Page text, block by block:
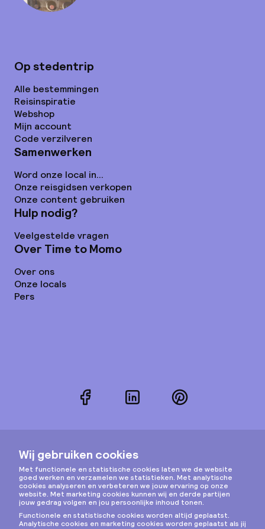
Op stedentrip
Alle bestemmingen
Reisinspiratie
Webshop
Mijn account
Code verzilveren
Samenwerken
Word onze local in...
Onze reisgidsen verkopen
Onze content gebruiken
Hulp nodig?
Veelgestelde vragen
Over Time to Momo
Over ons
Onze locals
Pers
FacebookLinkedInPinterest
Instagram